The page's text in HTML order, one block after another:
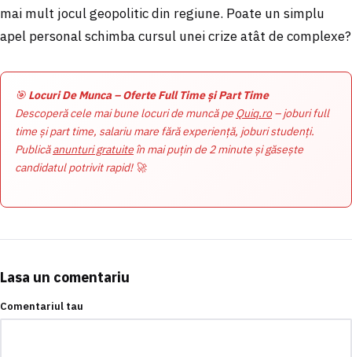
mai mult jocul geopolitic din regiune. Poate un simplu
apel personal schimba cursul unei crize atât de complexe?
🎯 Locuri De Munca – Oferte Full Time și Part Time
Descoperă cele mai bune locuri de muncă pe Quiq.ro– joburi full
time și part time, salariu mare fără experiență, joburi studenți.
Publicăanunturi gratuite în mai puțin de 2 minute și găsește
candidatul potrivit rapid! 🚀
Lasa un comentariu
Comentariul tau